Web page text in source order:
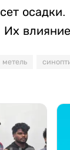
Их
метель